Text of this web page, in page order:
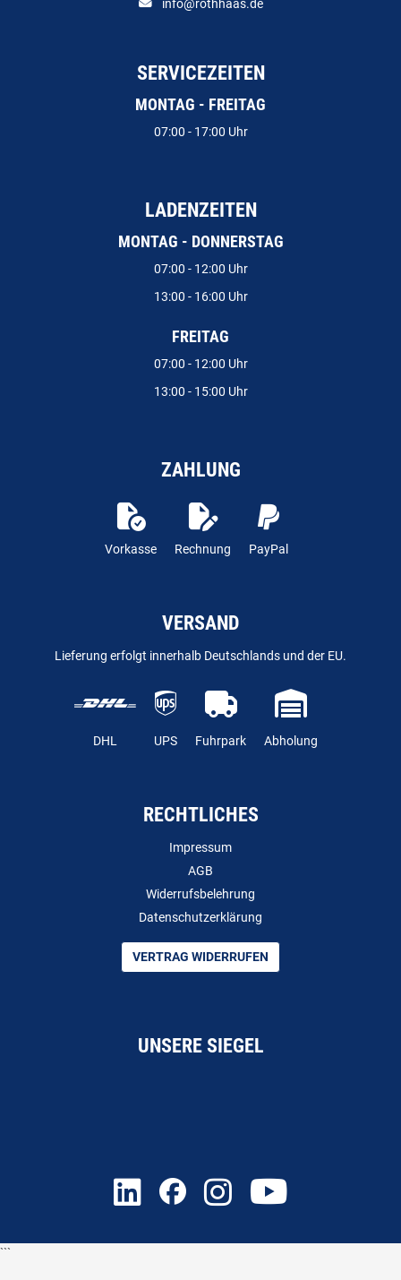
info@rothhaas.de
SERVICEZEITEN
MONTAG - FREITAG
07:00 - 17:00 Uhr
LADENZEITEN
MONTAG - DONNERSTAG
07:00 - 12:00 Uhr
13:00 - 16:00 Uhr
FREITAG
07:00 - 12:00 Uhr
13:00 - 15:00 Uhr
ZAHLUNG
Vorkasse Rechnung PayPal
VERSAND
Lieferung erfolgt innerhalb Deutschlands und der EU.
DHL UPS Fuhrpark Abholung
RECHTLICHES
Impressum
AGB
Widerrufsbelehrung
Datenschutzerklärung
VERTRAG WIDERRUFEN
UNSERE SIEGEL
```